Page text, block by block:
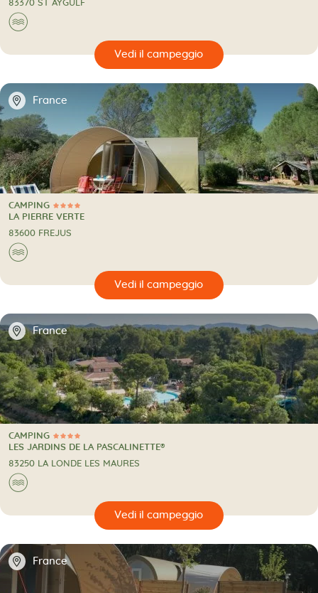
83370 ST AYGULF
🌊
🔍
📍 France
4 Stelle
CAMPING
CAMPING
LA PIERRE VERTE
83600 FREJUS
🌊
🔍
📍 France
4 Stelle
CAMPING
CAMPING
LES JARDINS DE LA PASCALINETTE®
83250 LA LONDE LES MAURES
🌊
🔍
📍 France